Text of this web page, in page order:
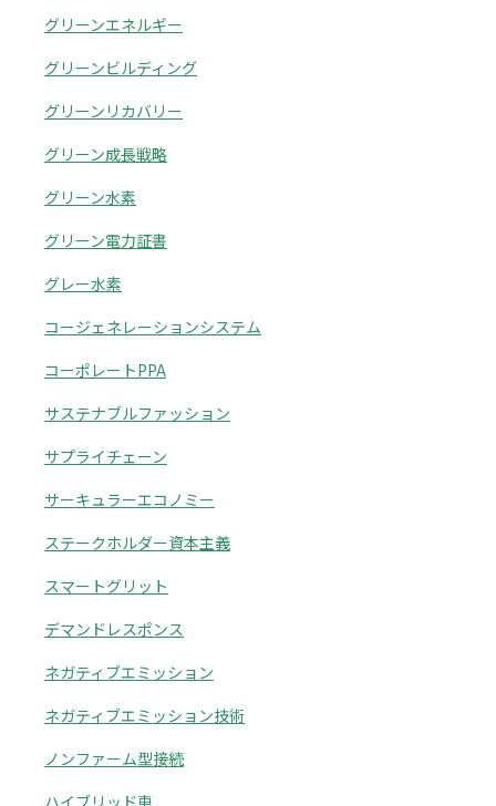
グリーンエネルギー
グリーンビルディング
グリーンリカバリー
グリーン成長戦略
グリーン水素
グリーン電力証書
グレー水素
コージェネレーションシステム
コーポレートPPA
サステナブルファッション
サプライチェーン
サーキュラーエコノミー
ステークホルダー資本主義
スマートグリット
デマンドレスポンス
ネガティブエミッション
ネガティブエミッション技術
ノンファーム型接続
ハイブリッド車